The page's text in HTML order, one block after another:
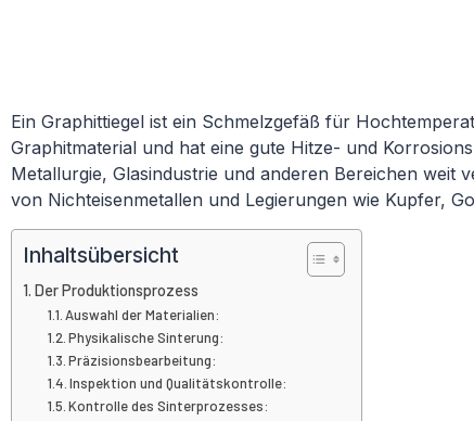
Ein Graphittiegel ist ein Schmelzgefäß für
Graphitmaterial und hat eine gute Hitze- und
Metallurgie, Glasindustrie und anderen Bereichen weit
von Nichteisenmetallen und Legierungen wie Kupfer,
Inhaltsübersicht
Der Produktionsprozess
Auswahl der Materialien:
Physikalische Sinterung:
Präzisionsbearbeitung:
Inspektion und Qualitätskontrolle:
Kontrolle des Sinterprozesses: